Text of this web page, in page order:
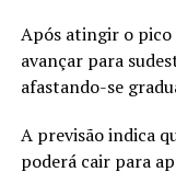
Após atingir o pico
avançar para
afastando-se
A previsão indica
poderá cair para